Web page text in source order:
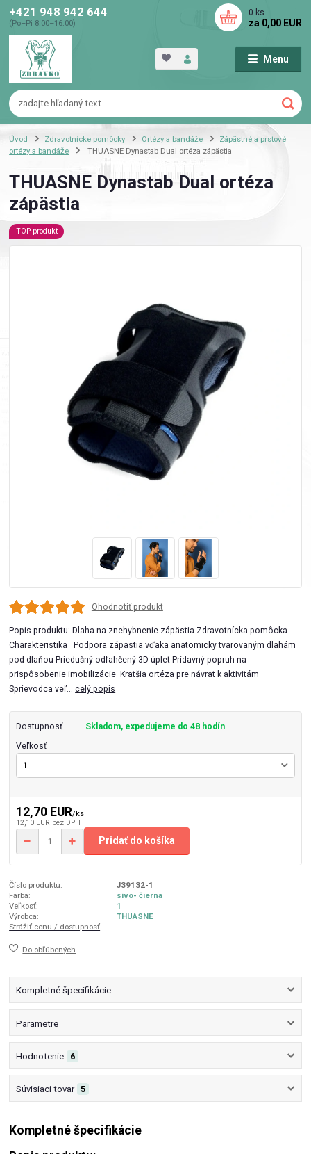
Menu
+421 948 942 644
(Po–Pi 8:00–16:00)
0 ks
za 0,00 EUR
Úvod Zdravotnícke pomôcky Ortézy a bandáže
Zápästné a prstové
ortézy a bandáže
THUASNE Dynastab Dual ortéza zápästia
THUASNE Dynastab Dual ortéza
zápästia
TOP produkt
Ohodnotiť produkt
Popis produktu: Dlaha na znehybnenie zápästia Zdravotnícka pomôcka
Charakteristika Podpora zápästia vďaka anatomicky tvarovaným dlahám
pod dlaňou Priedušný odľahčený 3D úplet Prídavný popruh na
prispôsobenie imobilizácie Kratšia ortéza pre návrat k aktivitám
Sprievodca veľ...celý popis
Dostupnosť Skladom, expedujeme do 48 hodín
Veľkosť
12,70 EUR/ks
12,10 EUR bez DPH
Pridať do košíka
Číslo produktu:
J39132-1
Farba:
sivo- čierna
Veľkosť:
1
Výrobca:
THUASNE
Strážiť cenu / dostupnosť
Do obľúbených
Kompletné špecifikácie
Parametre
Hodnotenie 6
Súvisiaci tovar 5
Kompletné špecifikácie